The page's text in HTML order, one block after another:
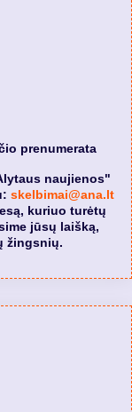
prenumerata
naujienos"
skelbimai@ana.lt
kuriuo turėtų
jūsų laišką,
žingsnių.